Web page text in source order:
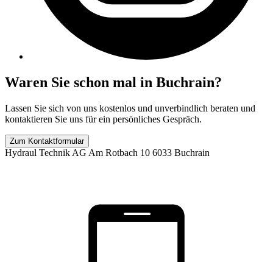
Waren Sie schon mal in Buchrain?
Lassen Sie sich von uns kostenlos und unverbindlich beraten und
kontaktieren Sie uns für ein persönliches Gespräch.
Zum Kontaktformular
Hydraul Technik AG Am Rotbach 10 6033 Buchrain